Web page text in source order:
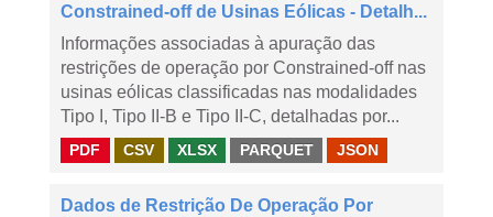
Constrained-off de Usinas Eólicas - Detalh...
Informações associadas à apuração das
restrições de operação por Constrained-off nas
usinas eólicas classificadas nas modalidades
Tipo I, Tipo II-B e Tipo II-C, detalhadas por...
PDF CSV XLSX PARQUET JSON
Dados de Restrição De Operação Por